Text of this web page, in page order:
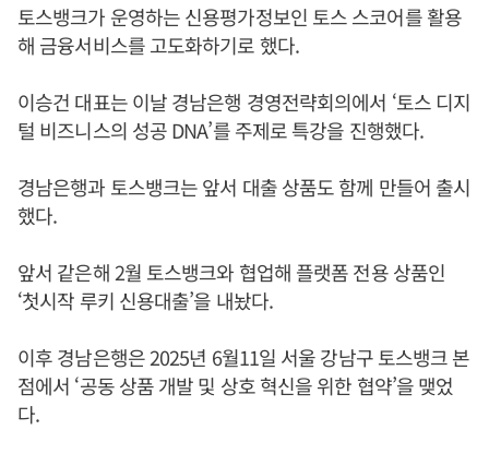
토스뱅크가 운영하는 신용평가정보인 토스 스코어를 활용
해 금융서비스를 고도화하기로 했다.
이승건 대표는 이날 경남은행 경영전략회의에서 ‘토스 디지
털 비즈니스의 성공 DNA’를 주제로 특강을 진행했다.
경남은행과 토스뱅크는 앞서 대출 상품도 함께 만들어 출시
했다.
앞서 같은해 2월 토스뱅크와 협업해 플랫폼 전용 상품인
‘첫시작 루키 신용대출’을 내놨다.
이후 경남은행은 2025년 6월11일 서울 강남구 토스뱅크 본
점에서 ‘공동 상품 개발 및 상호 혁신을 위한 협약’을 맺었
다.